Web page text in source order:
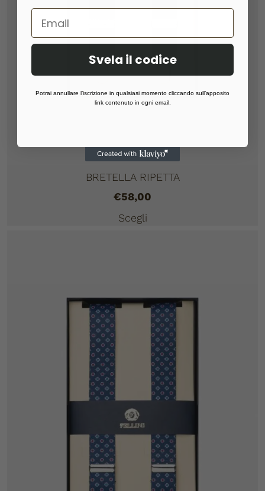
BRETELLA RIPETTA
€58,00
Scegli
Svela il codice
Potrai annullare l’iscrizione in qualsiasi momento cliccando sull’apposito
link contenuto in ogni email.